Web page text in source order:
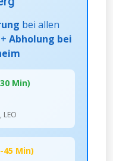
bei allen
Abholung bei
Min)
LEO
Min)